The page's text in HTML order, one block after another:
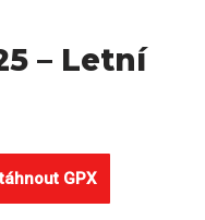
– Letní
GPX